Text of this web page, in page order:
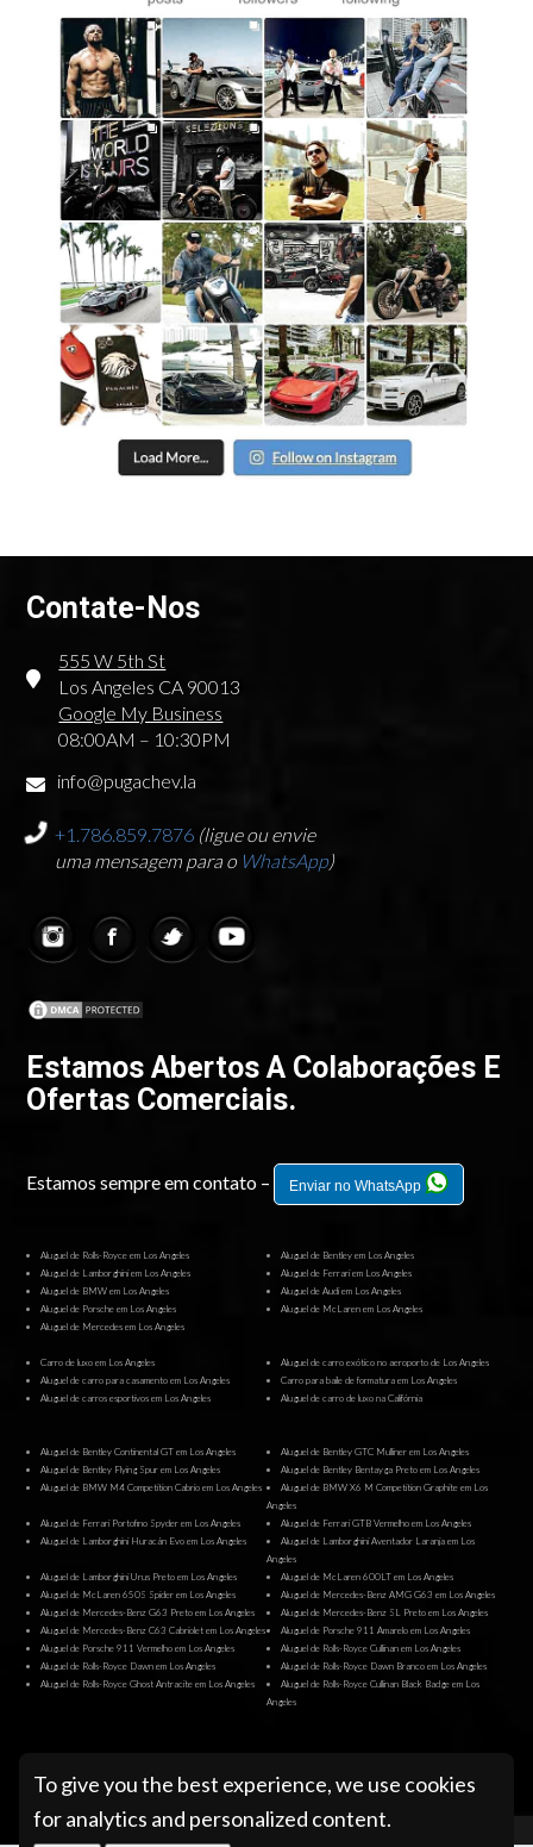
Contate-Nos
555 W 5th St
Los Angeles CA 90013
Google My Business
08:00AM – 10:30PM
info@pugachev.la
+1.786.859.7876 (ligue ou envie
uma mensagem para o WhatsApp)
Estamos Abertos A Colaborações E
Ofertas Comerciais.
Estamos sempre em contato – Enviar no WhatsApp
Aluguel de Rolls-Royce em Los Angeles
Aluguel de Bentley em Los Angeles
Aluguel de Lamborghini em Los Angeles
Aluguel de Ferrari em Los Angeles
Aluguel de BMW em Los Angeles
Aluguel de Audi em Los Angeles
Aluguel de Porsche em Los Angeles
Aluguel de McLaren em Los Angeles
Aluguel de Mercedes em Los Angeles
Carro de luxo em Los Angeles
Aluguel de carro exótico no aeroporto de Los Angeles
Aluguel de carro para casamento em Los Angeles
Carro para baile de formatura em Los Angeles
Aluguel de carros esportivos em Los Angeles
Aluguel de carro de luxo na Califórnia
Aluguel de Bentley Continental GT em Los Angeles
Aluguel de Bentley GTC Mulliner em Los Angeles
Aluguel de Bentley Flying Spur em Los Angeles
Aluguel de Bentley Bentayga Preto em Los Angeles
Aluguel de BMW M4 Competition Cabrio em Los Angeles
Aluguel de BMW X6 M Competition Graphite em Los
Angeles
Aluguel de Ferrari Portofino Spyder em Los Angeles
Aluguel de Ferrari GTB Vermelho em Los Angeles
Aluguel de Lamborghini Huracán Evo em Los Angeles
Aluguel de Lamborghini Aventador Laranja em Los
Angeles
Aluguel de Lamborghini Urus Preto em Los Angeles
Aluguel de McLaren 600LT em Los Angeles
Aluguel de McLaren 650S Spider em Los Angeles
Aluguel de Mercedes-Benz AMG G63 em Los Angeles
Aluguel de Mercedes-Benz G63 Preto em Los Angeles
Aluguel de Mercedes-Benz SL Preto em Los Angeles
Aluguel de Mercedes-Benz C63 Cabriolet em Los Angeles
Aluguel de Porsche 911 Amarelo em Los Angeles
Aluguel de Porsche 911 Vermelho em Los Angeles
Aluguel de Rolls-Royce Cullinan em Los Angeles
Aluguel de Rolls-Royce Dawn em Los Angeles
Aluguel de Rolls-Royce Dawn Branco em Los Angeles
Aluguel de Rolls-Royce Ghost Antracite em Los Angeles
Aluguel de Rolls-Royce Cullinan Black Badge em Los
Angeles
@ Pugachev Luxury Car Rental Los Angeles
To give you the best experience, we use cookies
for analytics and personalized content.